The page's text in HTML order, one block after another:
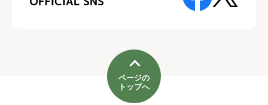
ページの
トップへ